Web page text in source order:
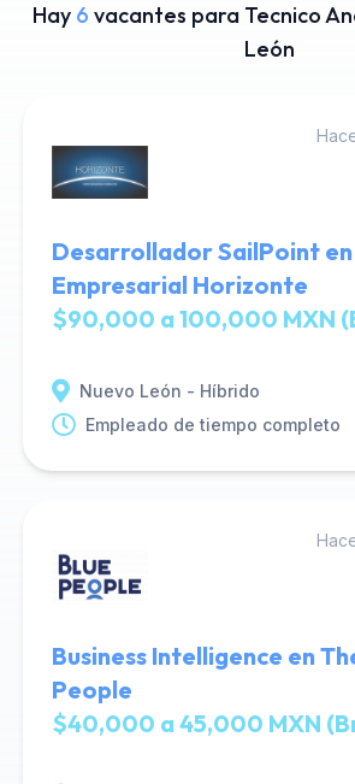
Hay 6 vacantes para Tecnico
León
Desarrollador SailPoint
Empresarial Horizonte
$90,000 a 100,000 MXN
Nuevo León - Híbrido
Empleado de tiempo completo
Business Intelligence en
People
$40,000 a 45,000 MXN